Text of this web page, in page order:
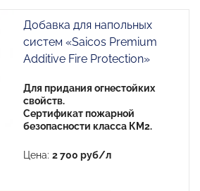
Добавка для напольных
систем «Saicos Premium
Additive Fire Protection»
Для придания огнестойких
свойств.
Сертификат пожарной
безопасности класса КМ2.
Цена:2 700 руб/л